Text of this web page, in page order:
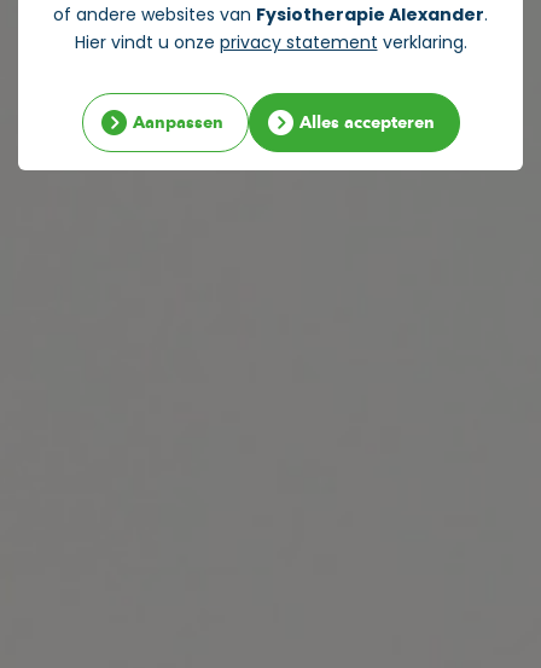
of andere websites van Fysiotherapie Alexander.
Hier vindt u onze privacy statement verklaring.
Aanpassen Alles accepteren